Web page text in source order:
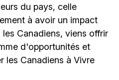
du pays, celle
à avoir un impact
Canadiens, viens offrir
d'opportunités et
les Canadiens à Vivre